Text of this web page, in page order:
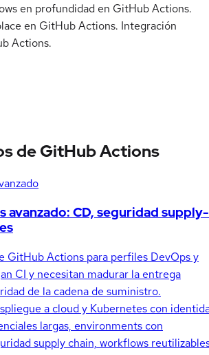
en profundidad en GitHub Actions.
en GitHub Actions. Integración
Actions.
de GitHub Actions
avanzado: CD, seguridad supply-
GitHub Actions para perfiles DevOps y
CI y necesitan madurar la entrega
de la cadena de suministro.
a cloud y Kubernetes con
largas, environments con
supply chain, workflows